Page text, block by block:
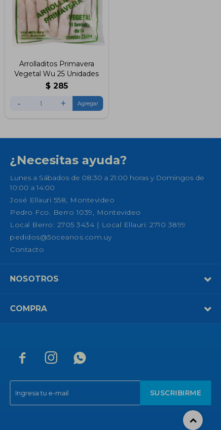
Arrolladitos Primavera
Vegetal Wu 25 Unidades
$ 285
- +
  
SUSCRIBIRME
¿Necesitas ayuda?
Lunes a Sábados de 08:30 a 21:00 horas y Domingos de
10:00 a 14:00
José Ellauri 558, Montevideo
Pedro Fco. Berro 1039, Montevideo
Local Berro: 2705 3434 | Local Ellauri: 2710 3899
pedidos@5oceanos.com.uy
Contacto
NOSOTROS
COMPRA